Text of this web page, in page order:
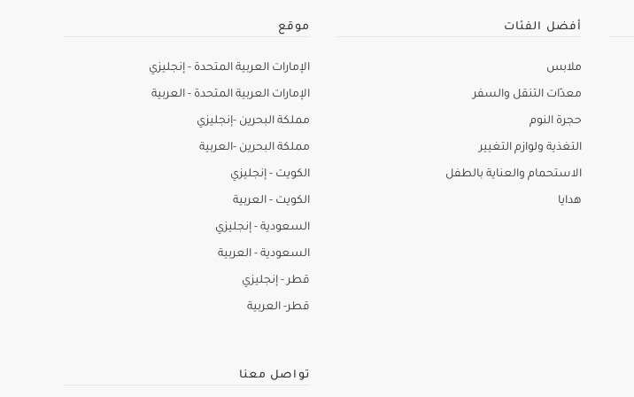
أفضل الفئات
ملابس
معدّات التنقل والسفر
حجرة النوم
التغذية ولوازم التغيير
الاستحمام والعناية بالطفل
هدايا
موقع
الإمارات العربية المتحدة - إنجليزي
الإمارات العربية المتحدة - العربية
مملكة البحرين -إنجليزي
مملكة البحرين -العربية
الكويت - إنجليزي
الكويت - العربية
السعودية - إنجليزي
السعودية - العربية
قطر - إنجليزي
قطر- العربية
تواصل معنا